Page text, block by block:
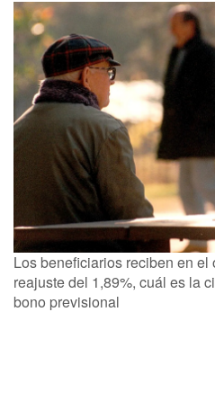
Los beneficiarios reciben en el
reajuste del 1,89%, cuál es la
bono previsional